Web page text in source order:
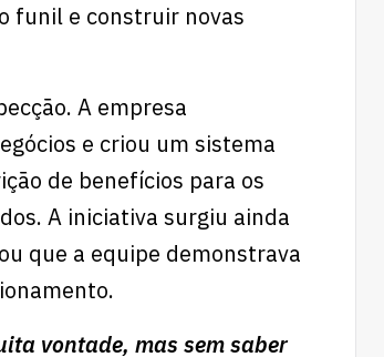
funil e construir novas
A empresa
e criou um sistema
de benefícios para os
A iniciativa surgiu ainda
que a equipe demonstrava
vontade, mas sem saber